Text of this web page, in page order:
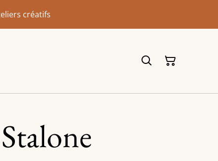
créatifs